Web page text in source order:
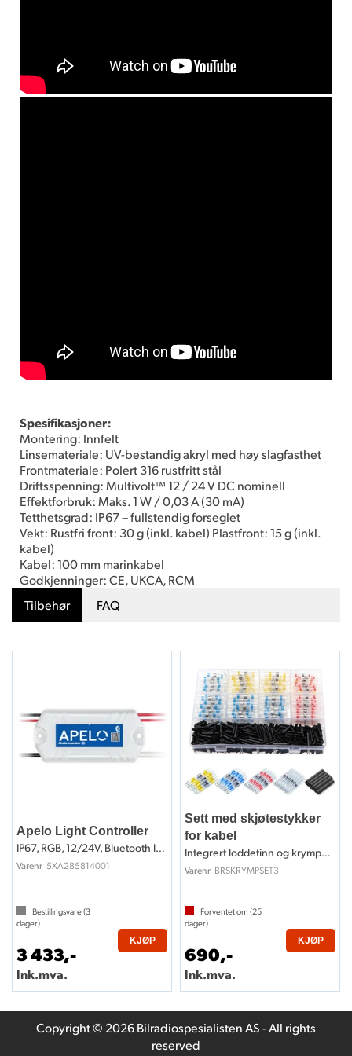
Spesifikasjoner:
Montering: Innfelt
Linsemateriale: UV-bestandig akryl med høy slagfasthet
Frontmateriale: Polert 316 rustfritt stål
Driftsspenning: Multivolt™ 12 / 24 V DC nominell
Effektforbruk: Maks. 1 W / 0,03 A (30 mA)
Tetthetsgrad: IP67 – fullstendig forseglet
Vekt: Rustfri front: 30 g (inkl. kabel) Plastfront: 15 g (inkl.
kabel)
Kabel: 100 mm marinkabel
Godkjenninger: CE, UKCA, RCM
Tilbehør
FAQ
Apelo Light Controller
IP67, RGB, 12/24V, Bluetooth low energy
Varenr 5XA285814001
Bestillingsvare (3
dager)
3 433,-
Ink.mva.
KJØP
Sett med skjøtestykker
for kabel
Integrert loddetinn og krympestrømpe
Varenr BRSKRYMPSET3
Forventet om (25
dager)
690,-
Ink.mva.
KJØP
Copyright © 2026 Bilradiospesialisten AS - All rights
reserved